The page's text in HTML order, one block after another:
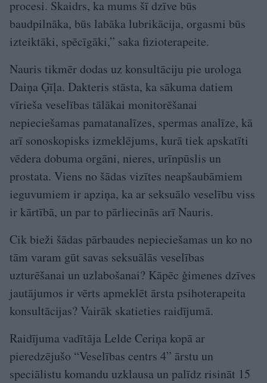
procesi. Skaidrs, ka mums šī dzīve būs
baudpilnāka, būs labāka lubrikācija, orgasmi būs
izteiktāki, spēcīgāki,” saka fizioterapeite.
Nauris tikmēr dodas uz konsultāciju pie urologa
Daiņa Ģīļa. Dakteris stāsta, ka sākuma datiem
vīrieša veselības tālākai monitorēšanai
nepieciešamas pamatanalīzes, spermas analīze, kā
arī sonoskopisks izmeklējums, kurā tiek apskatīti
vēdera dobuma orgāni, nieres, urīnpūslis un
prostata. Viens no šādas vizītes neapšaubāmiem
ieguvumiem ir apziņa, ka ar seksuālo veselību viss
ir kārtībā, un par to pārliecinās arī Nauris.
Cik bieži šādas pārbaudes nepieciešamas un ko no
tām varam gūt savas seksuālās veselības
uzturēšanai un uzlabošanai? Kāpēc ģimenes dzīves
jautājumos ir vērts apmeklēt ārsta psihoterapeita
konsultācijas? Vairāk skatieties raidījumā.
Raidījuma vadītāja Lelde Ceriņa kopā ar
pieredzējušo “Veselības centrs 4” ārstu un
speciālistu komandu uzklausa un palīdz risināt 15